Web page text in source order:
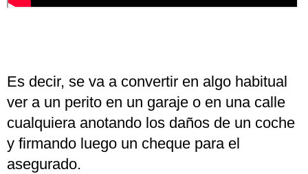
Es decir, se va a convertir en algo habitual
ver a un perito en un garaje o en una calle
cualquiera anotando los daños de un coche
y firmando luego un cheque para el
asegurado.